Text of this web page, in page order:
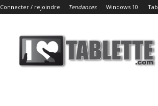
Connecter / rejoindre Tendances Windows 10